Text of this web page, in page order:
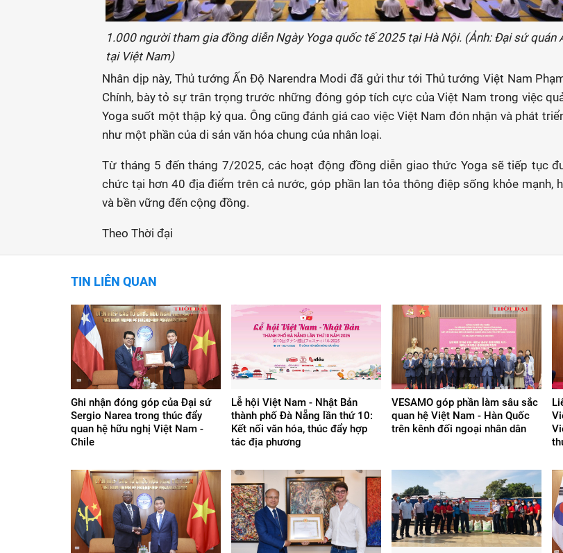
1.000 người tham gia đồng diễn Ngày Yoga quốc tế 2025 tại Hà Nội. (Ảnh: Đại sứ quán
tại Việt Nam)
Nhân dịp này, Thủ tướng Ấn Độ Narendra Modi đã gửi thư tới Thủ tướng Việt Nam
Chính, bày tỏ sự trân trọng trước những đóng góp tích cực của Việt Nam trong việc
Yoga suốt một thập kỷ qua. Ông cũng đánh giá cao việc Việt Nam đón nhận và phát
như một phần của di sản văn hóa chung của nhân loại.
Từ tháng 5 đến tháng 7/2025, các hoạt động đồng diễn giao thức Yoga sẽ tiếp tục
chức tại hơn 40 địa điểm trên cả nước, góp phần lan tỏa thông điệp sống khỏe mạnh,
và bền vững đến cộng đồng.
Theo Thời đại
TIN LIÊN QUAN
Ghi nhận đóng góp của Đại sứ
Sergio Narea trong thúc đẩy
quan hệ hữu nghị Việt Nam -
Chile
Lễ hội Việt Nam - Nhật Bản
thành phố Đà Nẵng lần thứ 10:
Kết nối văn hóa, thúc đẩy hợp
tác địa phương
VESAMO góp phần làm sâu sắc
quan hệ Việt Nam - Hàn Quốc
trên kênh đối ngoại nhân dân